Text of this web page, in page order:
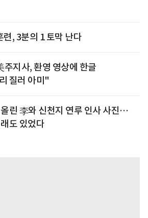
련, 3분의 1 토막 난다
주지사, 환영 영상에 한글
질러 아미"
린 李와 신천지 연루 인사 사진…
도 있었다